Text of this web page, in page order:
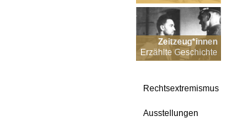
Zeitzeug*innen
Erzählte Geschichte
Rechtsextremismus
Ausstellungen